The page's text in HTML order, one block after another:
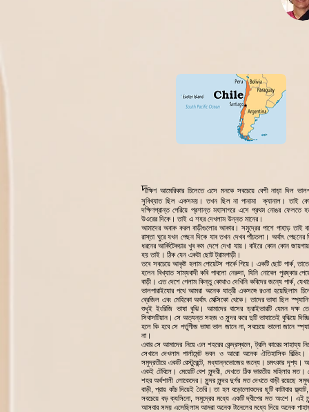
দক্ষিণ আমেরিকার চিলেতে এসে মনকে সবচেয়ে বেশী নাড়া দিল
সুবিখ্যাত ছিল একসময়। তখন ছিল না পানামা ক্যানাল। তাই
দক্ষিণপ্রান্ত পেরিয়ে প্রশান্ত মহাসাগরে এসে প্রথম নোঙর
উওরের দিকে। তাই এ শহর দেখলাম উন্নত মানের।
আমাদের অবাক করল বাড়ীগুলোর আকার। সমুদ্রের পাশে পাহাড় তাই
রাস্তা ঘুরে যখন পেছন দিকে যাব তখন দেখব পাঁচতলা। অর্থাৎ
ধরনের আর্কিটেকচার খুব কম দেশে দেখা যায়। বাইরে কোন কোন
হয় তাই। ঠিক যেন একটা ছোট ট্রামগাড়ী।
তবে সবচেয়ে আকৃষ্ট হলাম পোয়েটস পার্কে গিয়ে। একটি ছোট পার্ক,
হলেন বিখ্যাত সাম্যবাদী কবি পাবলো নেরুদা, যিনি নোবেল পুরষ্কার
বাড়ী। এত দেশে গেলাম কিন্তু কোথাও দেখিনি কবিদের জন্যে পার্ক,
ভালপারাইযোর পথে আমরা অনেক যাত্রী একসঙ্গে রওনা হয়েছিলাম
ব্রেজিল এবং মেহিকো অর্থাৎ মেক্সিকো থেকে। তাদের ভাষা ছিল
শুধুই ইংরিজি ভাষা বুঝি। আমাদের বাসের ড্রাইভারটি যেমন দক্ষ
সিবাসটিয়ান। সে অত্যন্ত সহজ ও সুন্দর করে দুটি ভাষাতেই বুঝিয়ে
হলে কি হবে সে পর্তুগীজ ভাষা ভাল জানে না, সবচেয়ে ভালো জানে
না।
এবার সে আমাদের নিয়ে এল শহরের কেন্দ্রস্থলে, ট্রলি কারের সাহায্য
সেখানে দেখলাম পার্লামেন্ট ভবন ও আরো অনেক ঐতিহাসিক
সমুদ্রতীরে একটি রেস্টুরেন্টে, মধ্যান্নভোজের জন্যে। চমৎকার দৃশ্য।
একই টেবিলে। মেয়েটি বেশ সুন্দরী, দেখতে ঠিক ভারতীয় মহিলার
শহর অর্থশালী লোকেদের। সুন্দর সুন্দর দুর্গর মত দেখতে বাড়ী
বাড়ী, প্রায় কাঁচ দিয়েই তৈরি। তা হল বড়োলোকদের ছুটি কাটাবার
সবচেয়ে বড় ক্যসিনো, সমুদ্রের মধ্যে একটি দ্বীপের মত অংশে। এই
আসবার সময় এসেছিলাম আমরা অনেক টানেলের মধ্যে দিয়ে অনেক